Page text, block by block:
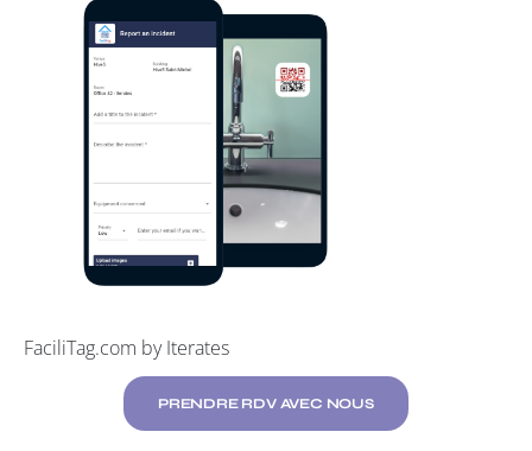
FaciliTag.com by Iterates
PRENDRE RDV AVEC NOUS